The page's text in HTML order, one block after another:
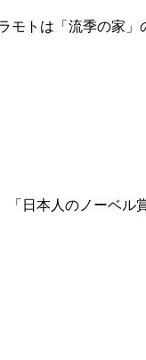
季の家」のＰ
人のノーベル賞